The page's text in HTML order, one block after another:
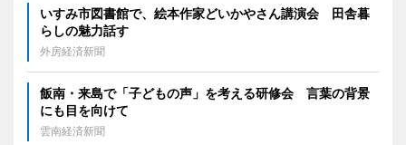
いすみ市図書館で、絵本作家どいかやさん講演会 田舎暮
らしの魅力話す
外房経済新聞
飯南・来島で「子どもの声」を考える研修会 言葉の背景
にも目を向けて
雲南経済新聞